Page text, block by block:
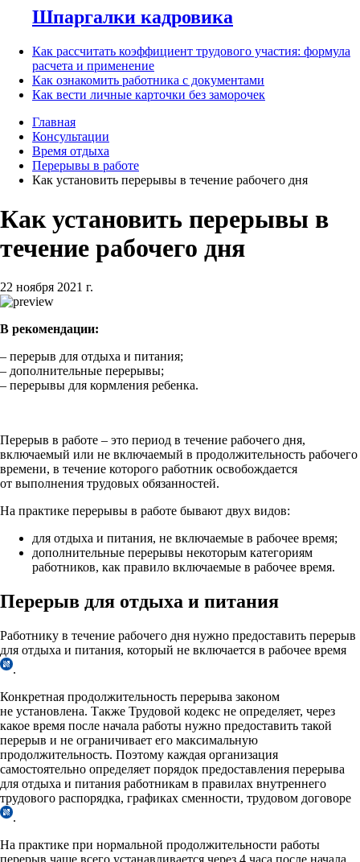
Шпаргалки кадровика
Как рассчитать коэффициент трудового участия: формула
расчета и применение
Как ознакомить работника с документами
Как вести личные карточки без заморочек
Главная
Консультации
Время отдыха
Перерывы в работе
Как установить перерывы в течение рабочего дня
Как установить перерывы в
течение рабочего дня
22 ноября 2021 г.
В рекомендации:
– перерыв для отдыха и питания;
– дополнительные перерывы;
– перерывы для кормления ребенка.
Перерыв в работе – это период в течение рабочего дня,
включаемый или не включаемый в продолжительность рабочего
времени, в течение которого работник освобождается
от выполнения трудовых обязанностей.
На практике перерывы в работе бывают двух видов:
для отдыха и питания, не включаемые в рабочее время;
дополнительные перерывы некоторым категориям
работников, как правило включаемые в рабочее время.
Перерыв для отдыха и питания
Работнику в течение рабочего дня нужно предоставить перерыв
для отдыха и питания, который не включается в рабочее время
.
Конкретная продолжительность перерыва законом
не установлена. Также Трудовой кодекс не определяет, через
какое время после начала работы нужно предоставить такой
перерыв и не ограничивает его максимальную
продолжительность. Поэтому каждая организация
самостоятельно определяет порядок предоставления перерыва
для отдыха и питания работникам в правилах внутреннего
трудового распорядка, графиках сменности, трудовом договоре
.
На практике при нормальной продолжительности работы
перерыв чаще всего устанавливается через 4 часа после начала